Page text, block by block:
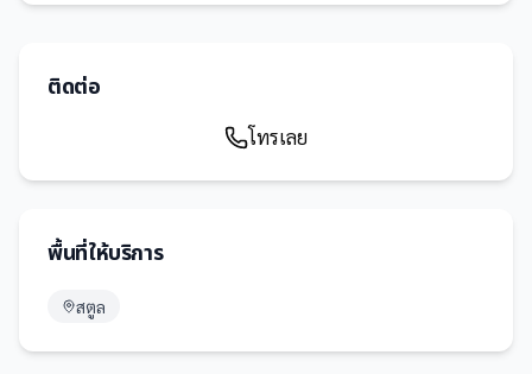
ติดต่อ
โทรเลย
พื้นที่ให้บริการ
สตูล